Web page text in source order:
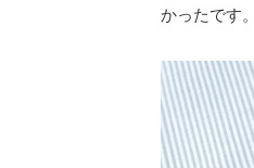
かったです。